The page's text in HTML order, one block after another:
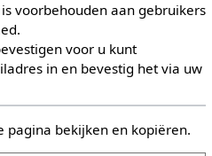
voorbehouden aan gebruikers
voor u kunt
in en bevestig het via uw
pagina bekijken en kopiëren.